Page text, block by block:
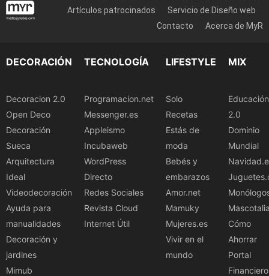
Artículos patrocinados
Servicio de Diseño web
Contacto
Acerca de MyR
DECORACIÓN
Decoracion 2.0
Open Deco
Decoración
Sueca
Arquitectura
Ideal
Videodecoración
Ayuda para
manualidades
Decoración y
jardines
Mimub
TECNOLOGÍA
Programacion.net
Messenger.es
Appleismo
Incubaweb
WordPress
Directo
Redes Sociales
Revista Cloud
Internet Útil
LIFESTYLE
Solo
Recetas
Estás de
moda
Bebés y
embarazos
Amor.net
Mamuky
Mujeres.es
Vivir en el
mundo
MIX
Educación
2.0
Dominio
Mundial
Cómo
Ahorrar
Portal
Financiero